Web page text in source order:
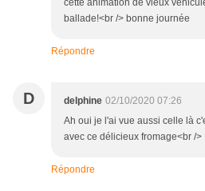
cette animation de vieux
ballade!<br /> bonne journée
Répondre
D delphine 02/10/2020 07:26
Ah oui je l'ai vue aussi celle là
avec ce délicieux fromage<br />
Répondre